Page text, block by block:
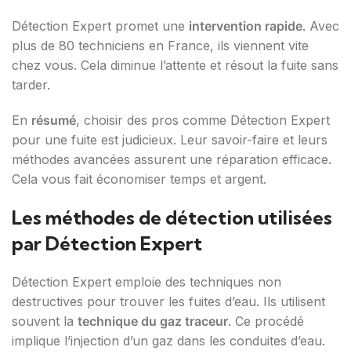
Détection Expert promet une intervention rapide. Avec
plus de 80 techniciens en France, ils viennent vite
chez vous. Cela diminue l’attente et résout la fuite sans
tarder.
En résumé, choisir des pros comme Détection Expert
pour une fuite est judicieux. Leur savoir-faire et leurs
méthodes avancées assurent une réparation efficace.
Cela vous fait économiser temps et argent.
Les méthodes de détection utilisées
par Détection Expert
Détection Expert emploie des techniques non
destructives pour trouver les fuites d’eau. Ils utilisent
souvent la technique du gaz traceur. Ce procédé
implique l’injection d’un gaz dans les conduites d’eau.